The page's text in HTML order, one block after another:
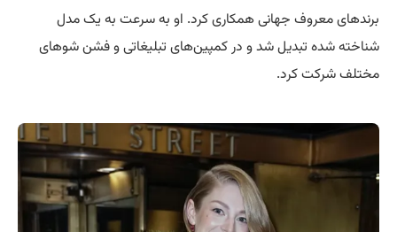
برندهای معروف جهانی همکاری کرد. او به سرعت به یک مدل
شناخته شده تبدیل شد و در کمپین‌های تبلیغاتی و فشن شوهای
مختلف شرکت کرد.